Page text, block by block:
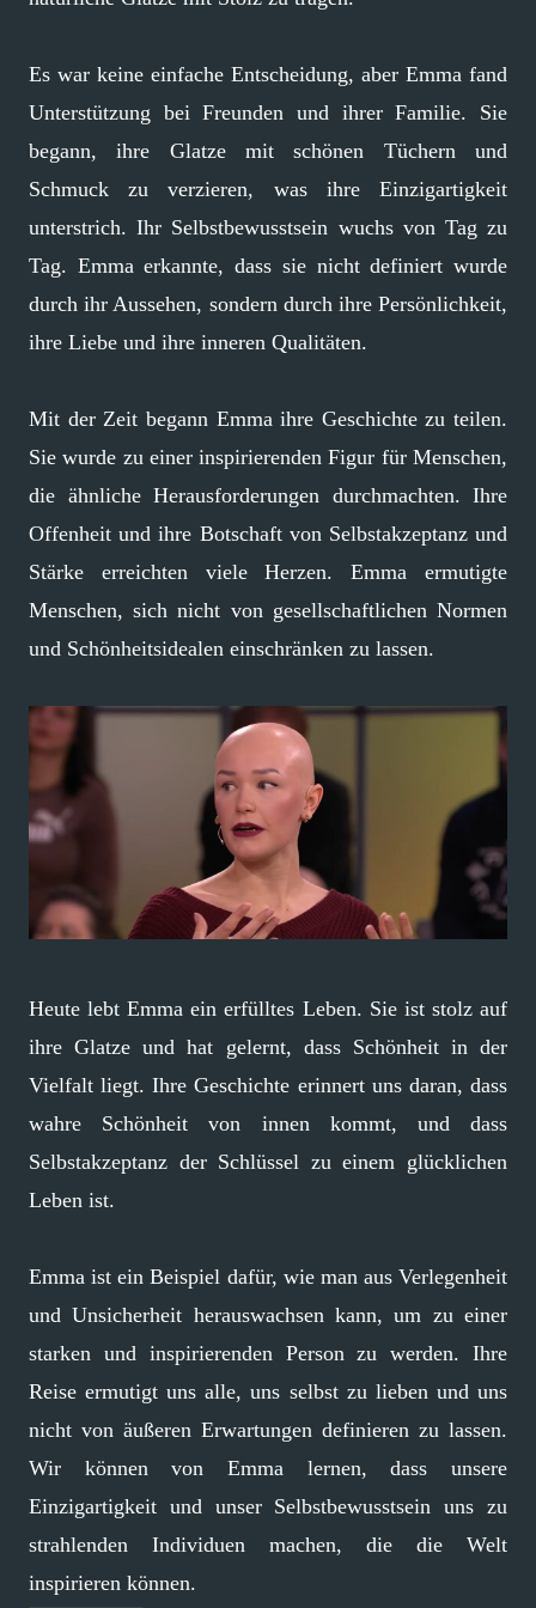
Es war keine einfache Entscheidung, aber Emma fand
Unterstützung bei Freunden und ihrer Familie. Sie
begann, ihre Glatze mit schönen Tüchern und
Schmuck zu verzieren, was ihre Einzigartigkeit
unterstrich. Ihr Selbstbewusstsein wuchs von Tag zu
Tag. Emma erkannte, dass sie nicht definiert wurde
durch ihr Aussehen, sondern durch ihre Persönlichkeit,
ihre Liebe und ihre inneren Qualitäten.
Mit der Zeit begann Emma ihre Geschichte zu teilen.
Sie wurde zu einer inspirierenden Figur für Menschen,
die ähnliche Herausforderungen durchmachten. Ihre
Offenheit und ihre Botschaft von Selbstakzeptanz und
Stärke erreichten viele Herzen. Emma ermutigte
Menschen, sich nicht von gesellschaftlichen Normen
und Schönheitsidealen einschränken zu lassen.
Heute lebt Emma ein erfülltes Leben. Sie ist stolz auf
ihre Glatze und hat gelernt, dass Schönheit in der
Vielfalt liegt. Ihre Geschichte erinnert uns daran, dass
wahre Schönheit von innen kommt, und dass
Selbstakzeptanz der Schlüssel zu einem glücklichen
Leben ist.
Emma ist ein Beispiel dafür, wie man aus Verlegenheit
und Unsicherheit herauswachsen kann, um zu einer
starken und inspirierenden Person zu werden. Ihre
Reise ermutigt uns alle, uns selbst zu lieben und uns
nicht von äußeren Erwartungen definieren zu lassen.
Wir können von Emma lernen, dass unsere
Einzigartigkeit und unser Selbstbewusstsein uns zu
strahlenden Individuen machen, die die Welt
inspirieren können.